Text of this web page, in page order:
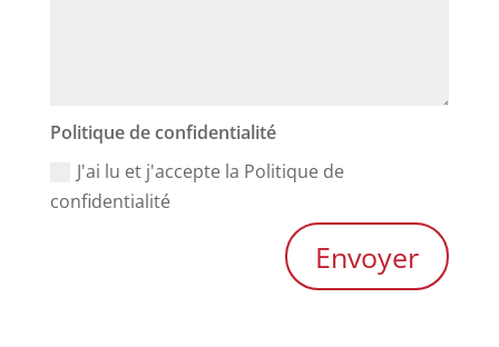
Politique de confidentialité
J'ai lu et j'accepte la Politique de
confidentialité
Envoyer